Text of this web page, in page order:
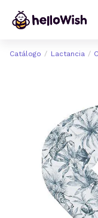
Catálogo Lactancia